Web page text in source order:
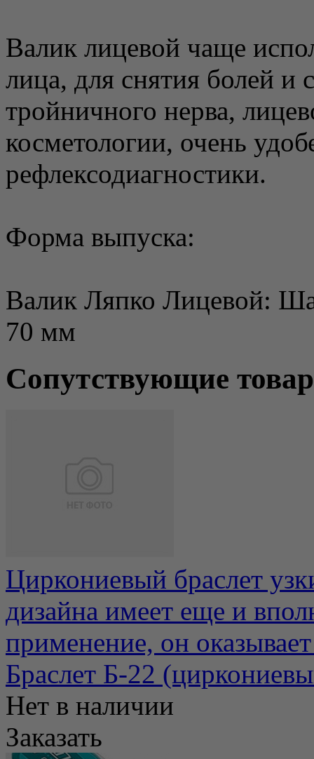
Валик лицевой чаще
лица, для снятия болей и
тройничного нерва,
косметологии, очень
рефлексодиагностики.
Форма выпуска:
Валик Ляпко Лицевой:
70 мм
Сопутствующие
Циркониевый браслет
дизайна имеет еще и
применение, он
Браслет Б-22
Нет в наличии
Заказать